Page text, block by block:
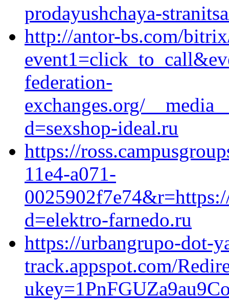
prodayushchaya-
http://antor-bs.com/
federation-
exchanges.org/
d=sexshop-ideal.ru
https://
11e4-a071-
d=elektro-farnedo.ru
https://urbangrupo-dot-
track.appspot.com/